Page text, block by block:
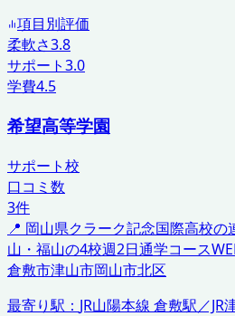
項目別評価
柔軟さ3.8
サポート3.0
学費4.5
希望高等学園
サポート校
口コミ数
3件
📍 岡山県クラーク記念国際高校の
山・福山の4校週2日通学コース
倉敷市津山市岡山市北区
最寄り駅： JR山陽本線 倉敷駅／JR